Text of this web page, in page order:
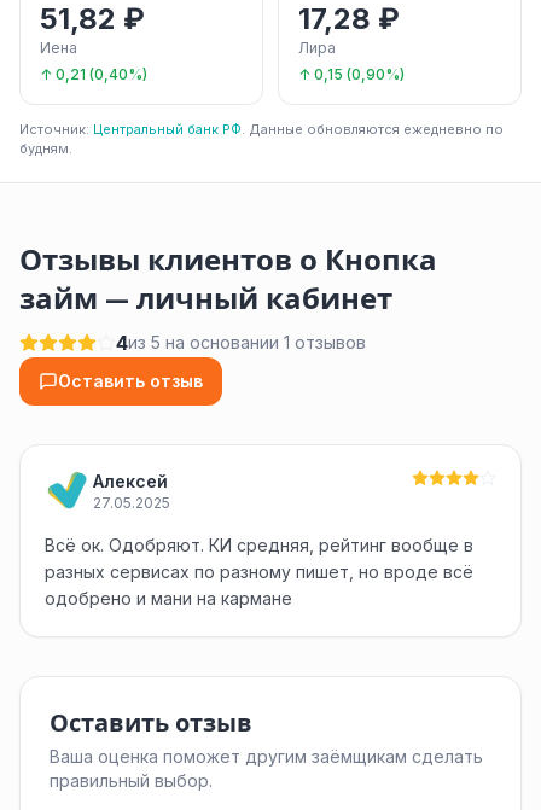
51,82 ₽
Иена
↑ 0,21 (0,40%)
17,28 ₽
Лира
↑ 0,15 (0,90%)
Источник: Центральный банк РФ. Данные обновляются ежедневно по
будням.
Отзывы клиентов о Кнопка
займ — личный кабинет
4из 5 на основании 1 отзывов
Оставить отзыв
Алексей
27.05.2025
Всё ок. Одобряют. КИ средняя, рейтинг вообще в
разных сервисах по разному пишет, но вроде всё
одобрено и мани на кармане
Оставить отзыв
Ваша оценка поможет другим заёмщикам сделать
правильный выбор.